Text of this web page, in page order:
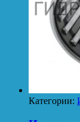
Категории: